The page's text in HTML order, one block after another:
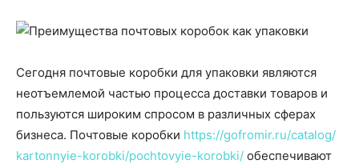
Сегодня почтовые коробки для упаковки являются
неотъемлемой частью процесса доставки товаров и
пользуются широким спросом в различных сферах
бизнеса. Почтовые коробки https://gofromir.ru/catalog/
kartonnyie-korobki/pochtovyie-korobki/ обеспечивают